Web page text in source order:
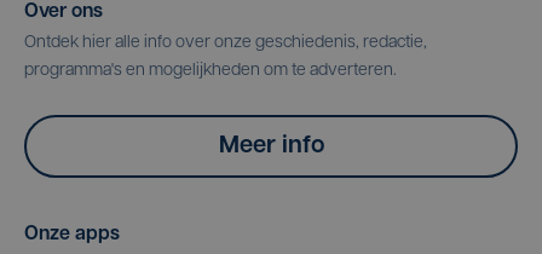
Over ons
Ontdek hier alle info over onze geschiedenis, redactie,
programma's en mogelijkheden om te adverteren.
Meer info
Onze apps